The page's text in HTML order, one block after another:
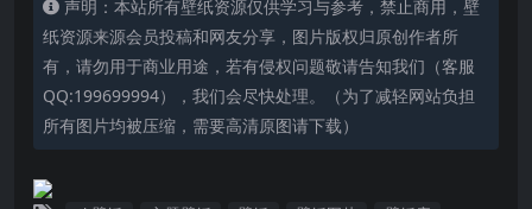
声明：本站所有壁纸资源仅供学习与参考，禁止商用，壁
纸资源来源会员投稿和网友分享，图片版权归原创作者所
有，请勿用于商业用途，若有侵权问题敬请告知我们（客服
QQ:199699994），我们会尽快处理。（为了减轻网站负担
所有图片均被压缩，需要高清原图请下载）